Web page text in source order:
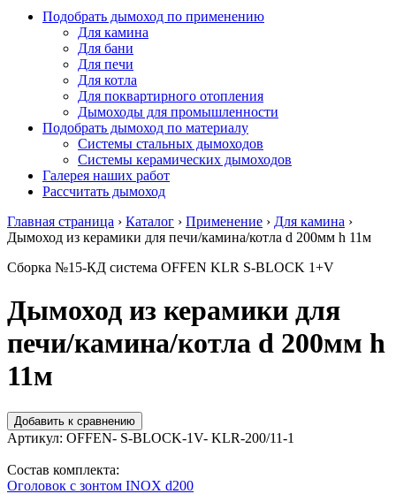
Подобрать дымоход по применению
Для камина
Для бани
Для печи
Для котла
Для поквартирного отопления
Дымоходы для промышленности
Подобрать дымоход по материалу
Системы стальных дымоходов
Системы керамических дымоходов
Галерея наших работ
Рассчитать дымоход
Главная страница › Каталог › Применение › Для камина ›
Дымоход из керамики для печи/камина/котла d 200мм h 11м
Сборка №15-КД система OFFEN KLR S-BLOCK 1+V
Дымоход из керамики для
печи/камина/котла d 200мм h
11м
Добавить к сравнению
Артикул: OFFEN- S-BLOCK-1V- KLR-200/11-1
Состав комплекта:
Оголовок с зонтом INOX d200